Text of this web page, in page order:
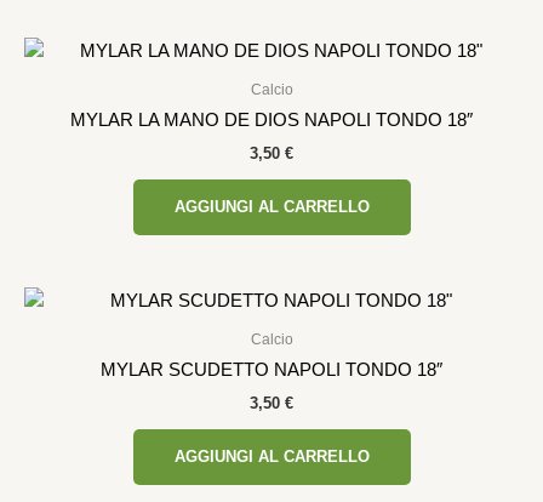
Calcio
MYLAR LA MANO DE DIOS NAPOLI TONDO 18″
3,50 €
AGGIUNGI AL CARRELLO
Calcio
MYLAR SCUDETTO NAPOLI TONDO 18″
3,50 €
AGGIUNGI AL CARRELLO